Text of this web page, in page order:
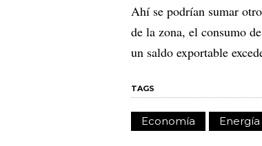
Ahí se podrían sumar
de la zona, el consumo
un saldo exportable
TAGS
Economía Energía